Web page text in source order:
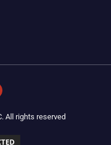
All rights reserved